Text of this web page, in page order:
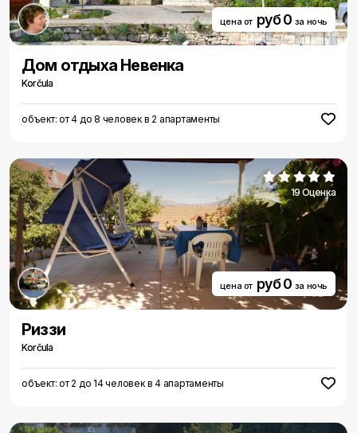
цена от руб 0 за ночь
Дом отдыха Невенка
Korčula
объект: от 4 до 8 человек в 2 апартаменты
19 Оценка
цена от руб 0 за ночь
Риззи
Korčula
объект: от 2 до 14 человек в 4 апартаменты